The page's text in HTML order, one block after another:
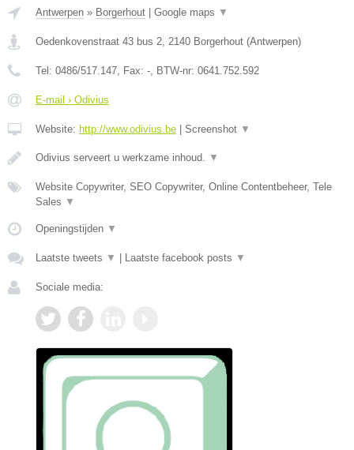
Antwerpen » Borgerhout | Google maps ▼
Oedenkovenstraat 43 bus 2 2140 Borgerhout (Antwerpen)
Tel: 0486/517.147 , Fax: - , BTW-nr: 0641.752.592
E-mail › Odivius
Website: http://www.odivius.be | Screenshot ▼
Odivius serveert u werkzame inhoud. ▼
Website Copywriter, SEO Copywriter, Online Contentbeheer, Tele
Sales ▼
Openingstijden ▼
Laatste tweets ▼ | Laatste facebook posts ▼
Sociale media: